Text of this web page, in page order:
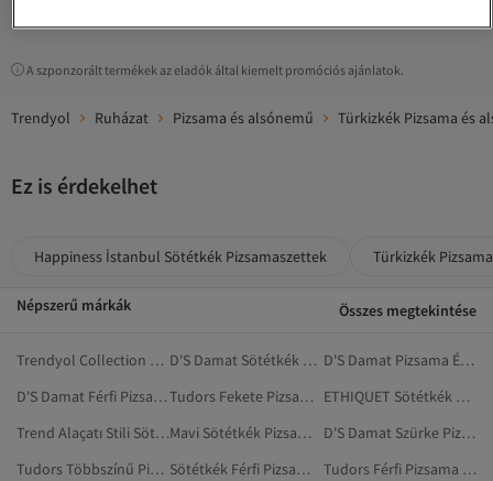
A szponzorált termékek az eladók által kiemelt promóciós ajánlatok.
Trendyol Ruházat Pizsama és alsónemű Türkizkék Pizsama és
Ez is érdekelhet
Happiness İstanbul Sötétkék Pizsamaszettek Türkizkék
Népszerű márkák Összes megtekintése
Trendyol Collection Sötétkék Plus Size Pizsamaszettek D'S Damat Sötétkék Pizsama És Alsónemű
D'S Damat Pizsama És Alsónemű
D'S Damat Férfi Pizsama És Alsónemű
Tudors Fekete Pizsama És Alsónemű
ETHIQUET Sötétkék Pizsama És Alsónemű
Trend Alaçatı Stili Sötétkék Pizsamaszettek
Mavi Sötétkék Pizsama És Alsónemű
D'S Damat Szürke Pizsama És Alsónemű
Tudors Többszínű Pizsama És Alsónemű
Sötétkék Férfi Pizsamaszettek
Tudors Férfi Pizsama És Alsónemű